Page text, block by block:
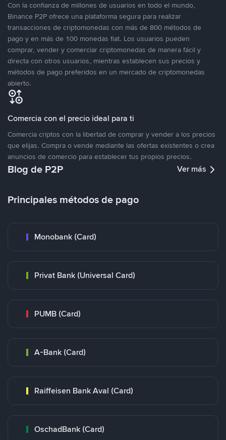
Con la confianza de millones de usuarios en todo el mundo,
Binance P2P ofrece una plataforma segura para realizar
transacciones de criptomonedas con más de 800 métodos de
pago y en más de 100 monedas fiat. Los usuarios pueden
comprar, vender y comerciar criptomonedas de manera fácil y
directa con otros usuarios, mientras establecen sus precios y
métodos de pago preferidos en un mercado de criptomonedas
abierto.
Comercia con el precio ideal para ti
Comercia criptos con la libertad de comprar y vender a los precios
que elijas. Compra o vende mediante las ofertas existentes o crea
anuncios de comercio para establecer tus propios precios.
Blog de P2P Ver más
Principales métodos de pago
Monobank (Card)
Privat Bank (Universal Card)
PUMB (Card)
A-Bank (Card)
Raiffeisen Bank Aval (Card)
OschadBank (Card)